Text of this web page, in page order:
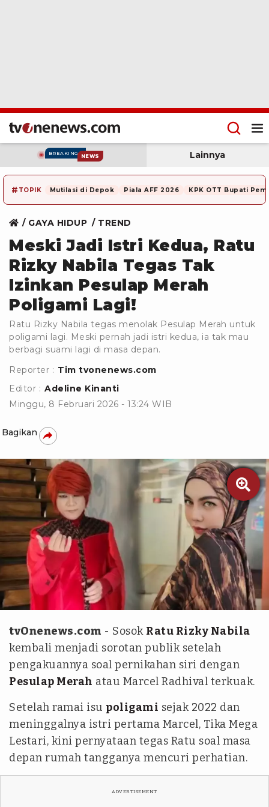
BREAKING NEWS Lainnya
# TOPIK Mutilasi di Depok Piala AFF 2026 KPK OTT Bupati
GAYA HIDUP TREND
Meski Jadi Istri Kedua, Ratu
Rizky Nabila Tegas Tak
Izinkan Pesulap Merah
Poligami Lagi!
Ratu Rizky Nabila tegas menolak Pesulap Merah untuk
poligami lagi. Meski pernah jadi istri kedua, ia tak mau
berbagi suami lagi di masa depan.
Reporter : Tim tvonenews.com
Editor : Adeline Kinanti
Minggu, 8 Februari 2026 - 13:24 WIB
Bagikan

Kolase Instagram/@marcelradhival1/@raturn
tvOnenews.com - Sosok Ratu Rizky Nabila
kembali menjadi sorotan publik setelah
pengakuannya soal pernikahan siri dengan
Pesulap Merah atau Marcel Radhival terkuak.
Setelah ramai isu poligami sejak 2022 dan
meninggalnya istri pertama Marcel, Tika Mega
Lestari, kini pernyataan tegas Ratu soal masa
depan rumah tangganya mencuri perhatian.
ADVERTISEMENT